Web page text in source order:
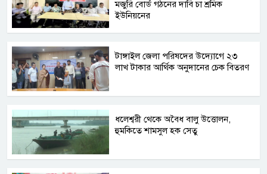
মজুরি বোর্ড গঠনের দাবি চা শ্রমিক
ইউনিয়নের
টাঙ্গাইল জেলা পরিষদের উদ্যোগে ২৩
লাখ টাকার আর্থিক অনুদানের চেক বিতরণ
ধলেশ্বরী থেকে অবৈধ বালু উত্তোলন,
হুমকিতে শামসুল হক সেতু